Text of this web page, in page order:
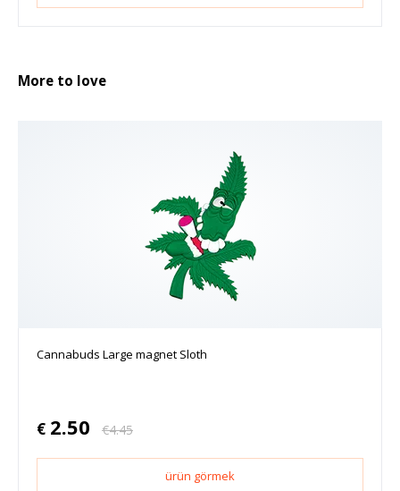
More to love
Cannabuds Large magnet Sloth
€ 2.50 €4.45
ürün görmek